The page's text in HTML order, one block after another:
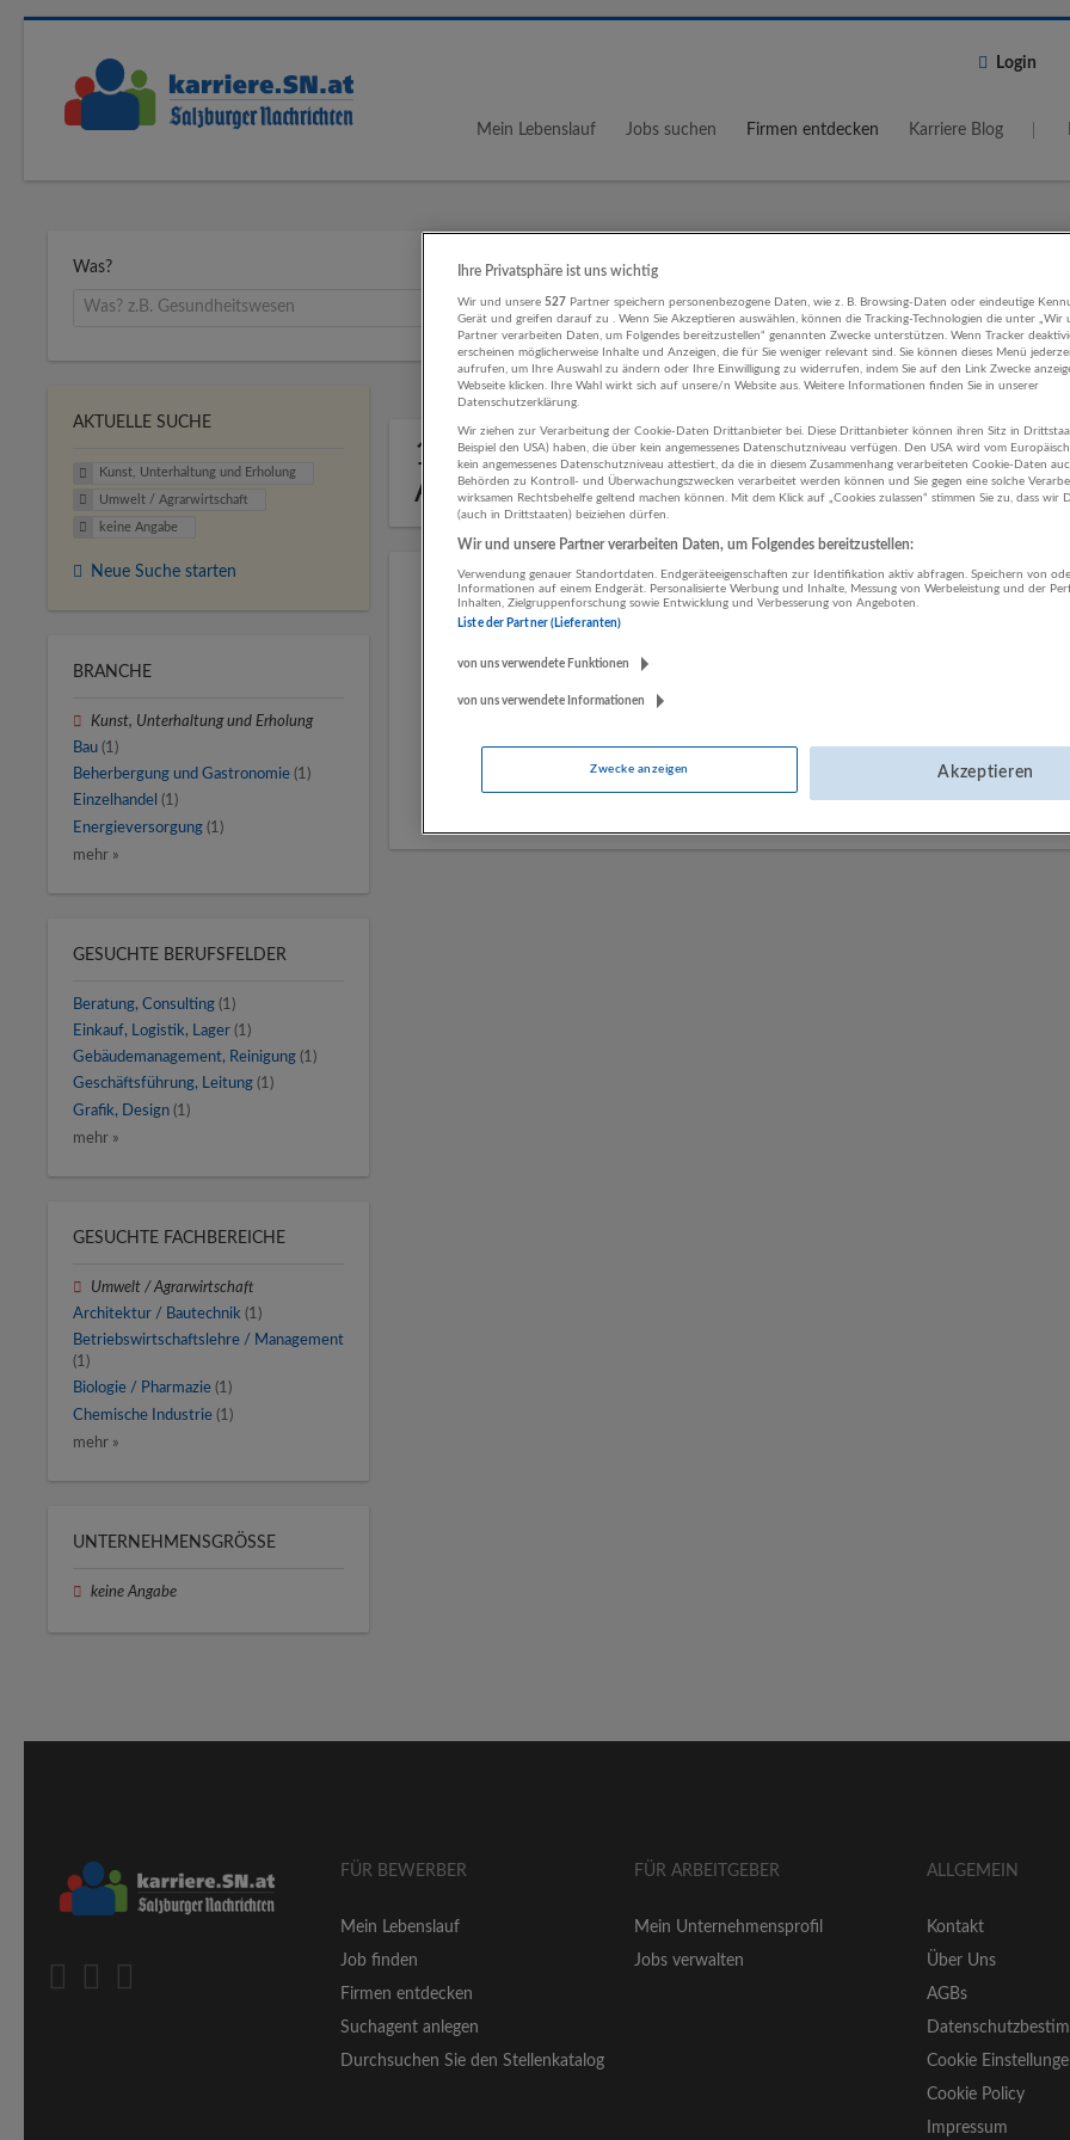
Login
Mein Lebenslauf Jobs suchen Firmen entdecken Karriere Blog
Was? Wo?
5 km
1 Kunst, Unterhaltung und Erholung
Agrarwirtschaft Unternehmen
LUGSTEIN CONSULTING
Bergheim bei Salzburg
Gesundheitswesen | Herstellung von Waren | IT-Dienstleistungen |
Öffentliche Verwaltung | Rechtsberatung und Wirtschaftsprüfung |
Sonstige Dienstleistungen | Sozialwesen | Verkehr | Verlagswesen |
AKTUELLE SUCHE
Kunst, Unterhaltung und Erholung
Umwelt / Agrarwirtschaft
keine Angabe
Neue Suche starten
BRANCHE
Kunst, Unterhaltung und Erholung
Bau (1)
Beherbergung und Gastronomie (1)
Einzelhandel (1)
Energieversorgung (1)
mehr »
GESUCHTE BERUFSFELDER
Beratung, Consulting (1)
Einkauf, Logistik, Lager (1)
Gebäudemanagement, Reinigung (1)
Geschäftsführung, Leitung (1)
Grafik, Design (1)
mehr »
GESUCHTE FACHBEREICHE
Umwelt / Agrarwirtschaft
Architektur / Bautechnik (1)
Betriebswirtschaftslehre / Management
(1)
Biologie / Pharmazie (1)
Chemische Industrie (1)
mehr »
UNTERNEHMENSGRÖSSE
keine Angabe
FÜR BEWERBER
Mein Lebenslauf
Job finden
Firmen entdecken
Suchagent anlegen
Durchsuchen Sie den Stellenkatalog
FÜR ARBEITGEBER
Mein Unternehmensprofil
Jobs verwalten
ALLGEMEIN
Kontakt
Über Uns
AGBs
Cookie
Cookie Policy
Impressum
Ihre Privatsphäre ist uns wichtig
Wir und unsere 527 Partner speichern personenbezogene Daten, wie z. B. Browsing-Daten oder eindeutige
Gerät und greifen darauf zu . Wenn Sie Akzeptieren auswählen, können die Tracking-Technologien die unter „Wir
Partner verarbeiten Daten, um Folgendes bereitzustellen“ genannten Zwecke unterstützen. Wenn Tracker
erscheinen möglicherweise Inhalte und Anzeigen, die für Sie weniger relevant sind. Sie können dieses Menü
aufrufen, um Ihre Auswahl zu ändern oder Ihre Einwilligung zu widerrufen, indem Sie auf den Link Zwecke
Webseite klicken. Ihre Wahl wirkt sich auf unsere/n Website aus. Weitere Informationen finden Sie in unserer
Datenschutzerklärung.
Wir ziehen zur Verarbeitung der Cookie-Daten Drittanbieter bei. Diese Drittanbieter können ihren Sitz in
Beispiel den USA) haben, die über kein angemessenes Datenschutzniveau verfügen. Den USA wird vom
kein angemessenes Datenschutzniveau attestiert, da die in diesem Zusammenhang verarbeiteten Cookie-Daten
Behörden zu Kontroll- und Überwachungszwecken verarbeitet werden können und Sie gegen eine solche
wirksamen Rechtsbehelfe geltend machen können. Mit dem Klick auf „Cookies zulassen“ stimmen Sie zu, dass wir
(auch in Drittstaaten) beiziehen dürfen.
Wir und unsere Partner verarbeiten Daten, um Folgendes bereitzustellen:
Verwendung genauer Standortdaten. Endgeräteeigenschaften zur Identifikation aktiv abfragen. Speichern von
Informationen auf einem Endgerät. Personalisierte Werbung und Inhalte, Messung von Werbeleistung und der
Inhalten, Zielgruppenforschung sowie Entwicklung und Verbesserung von Angeboten.
Liste der Partner (Lieferanten)
von uns verwendete Funktionen
von uns verwendete Informationen
Zwecke anzeigen Akzeptieren